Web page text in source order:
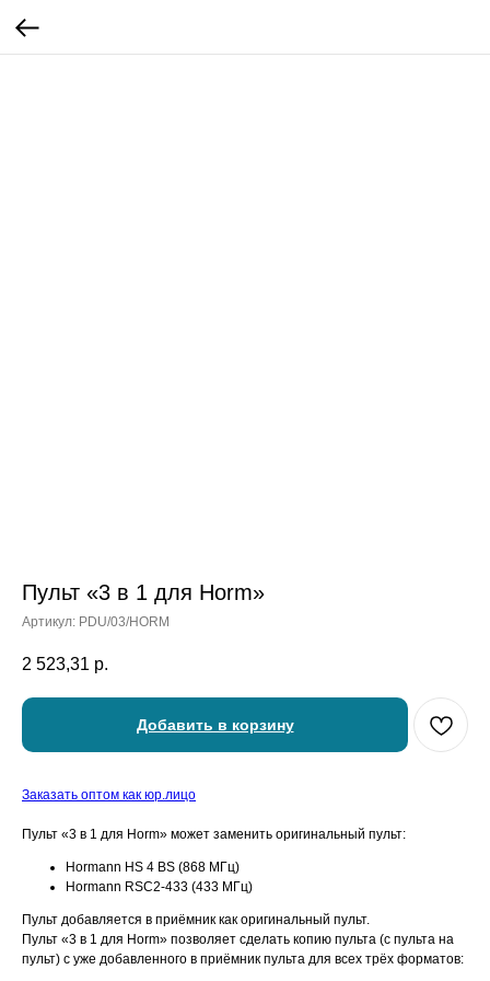
Пульт «3 в 1 для Horm»
Артикул: PDU/03/HORM
2 523,31 р.
Добавить в корзину
Заказать оптом как юр.лицо
Пульт «3 в 1 для Horm» может заменить оригинальный пульт:
Hormann HS 4 BS (868 МГц)
Hormann RSC2-433 (433 МГц)
Пульт добавляется в приёмник как оригинальный пульт.
Пульт «3 в 1 для Horm» позволяет сделать копию пульта (с пульта на
пульт) с уже добавленного в приёмник пульта для всех трёх форматов: